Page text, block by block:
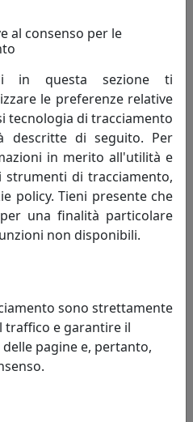
INTERNO 13X18, ORO
59,00 €
13X18, ARGENTO CR404-
al consenso per le
in questa sezione ti
le preferenze relative
tecnologia di tracciamento
descritte di seguito. Per
in merito all'utilità e
di tracciamento,
policy. Tieni presente che
una finalità particolare
non disponibili.
sono strettamente
traffico e garantire il
pagine e, pertanto,